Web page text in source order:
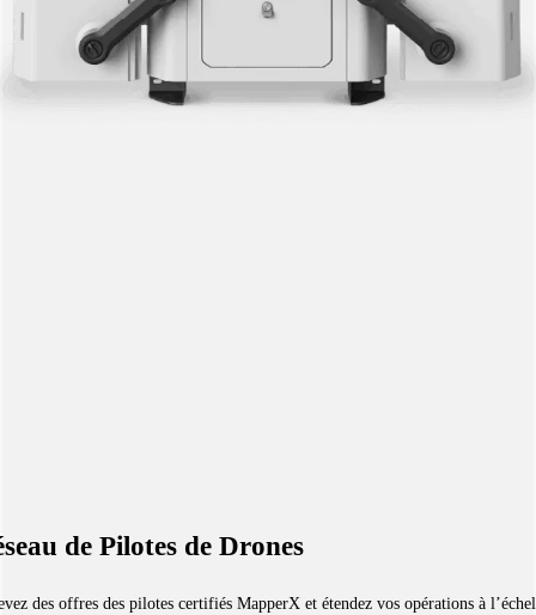
de Pilotes de Drones
des offres des pilotes certifiés MapperX et étendez vos opérations à